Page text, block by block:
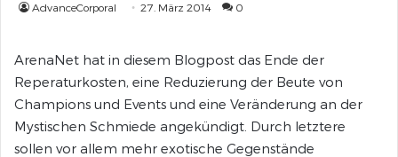
AdvanceCorporal 27. März 2014 0
ArenaNet hat in diesem Blogpost das Ende der
Reperaturkosten, eine Reduzierung der Beute von
Champions und Events und eine Veränderung an der
Mystischen Schmiede angekündigt. Durch letztere
sollen vor allem mehr exotische Gegenstände